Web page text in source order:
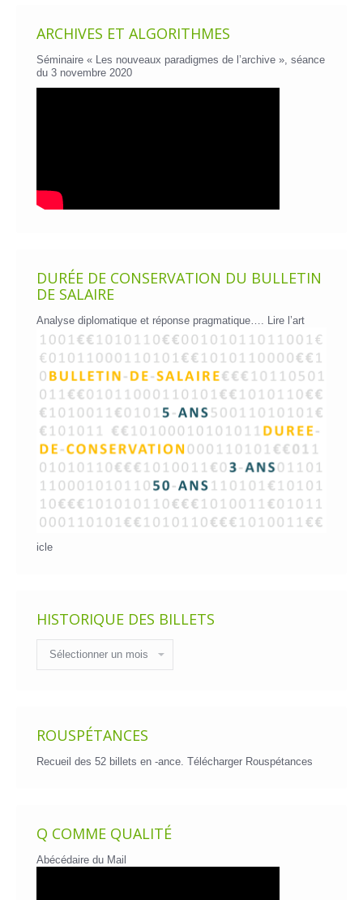
ARCHIVES ET ALGORITHMES
Séminaire « Les nouveaux paradigmes de l’archive », séance
du 3 novembre 2020
DURÉE DE CONSERVATION DU BULLETIN
DE SALAIRE
Analyse diplomatique et réponse pragmatique…. Lire l’art
icle
HISTORIQUE DES BILLETS
des
billets
ROUSPÉTANCES
Recueil des 52 billets en -ance. Télécharger Rouspétances
Q COMME QUALITÉ
Abécédaire du Mail